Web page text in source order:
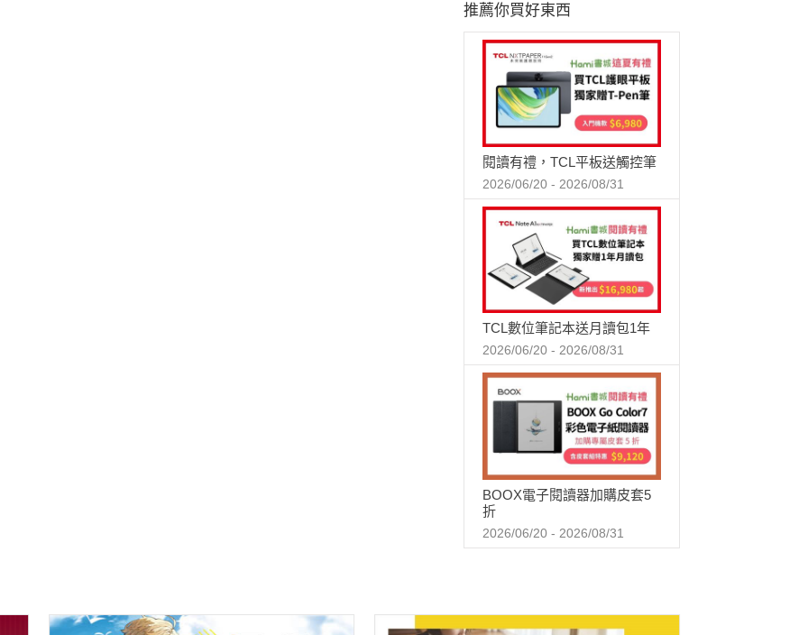
推薦你買好東西
閱讀有禮，TCL平板送觸控筆
2026/06/20 - 2026/08/31
TCL數位筆記本送月讀包1年
2026/06/20 - 2026/08/31
BOOX電子閱讀器加購皮套5
折
2026/06/20 - 2026/08/31